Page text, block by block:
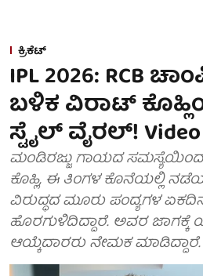
ಕ್ರಿಕೆಟ್
IPL 2026: RCB
ಬಳಿಕ ವಿರಾಟ್
ಸ್ಟೈಲ್ ವೈರಲ್! Video
ಮಂಡಿರಜ್ಜು ಗಾಯದ ಸಮಸ್ಯೆಯಿಂದ
ಕೊಹ್ಲಿ, ಈ ತಿಂಗಳ ಕೊನೆಯಲ್ಲಿ ನಡೆಯಲಿರುವ
ವಿರುದ್ಧದ ಮೂರು ಪಂದ್ಯಗಳ
ಹೊರಗುಳಿದಿದ್ದಾರೆ. ಅವರ ಜಾಗಕ್ಕೆ
ಆಯ್ಕೆದಾರರು ನೇಮಕ ಮಾಡಿದ್ದಾರೆ.